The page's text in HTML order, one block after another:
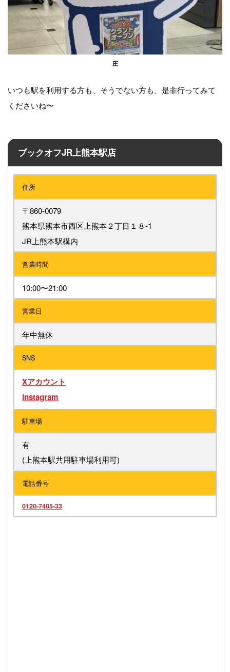
圧
いつも駅を利用する方も、そうでない方も、是非行ってみて
くださいね〜
ブックオフJR上熊本駅店
住所
〒860-0079
熊本県熊本市西区上熊本２丁目１８-1
JR上熊本駅構内
営業時間
10:00〜21:00
営業日
年中無休
SNS
Xアカウント
Instagram
駐車場
有
(上熊本駅共用駐車場利用可)
電話番号
0120-7405-33